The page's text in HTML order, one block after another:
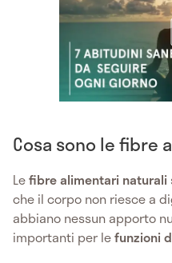
Cosa sono le fibre
Lefibre alimentari naturali
che il corpo non riesce a
abbiano nessun apporto
importanti per lefunzioni